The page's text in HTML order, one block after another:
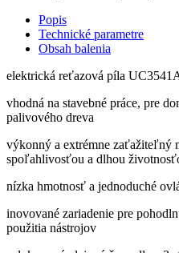
Popis
Technické parametre
Obsah balenia
elektrická reťazová píla
vhodná na stavebné práce, pre
palivového dreva
výkonný a extrémne zaťažiteľný
spoľahlivosťou a dlhou
nízka hmotnosť a jednoduché
inovované zariadenie pre
použitia nástrojov